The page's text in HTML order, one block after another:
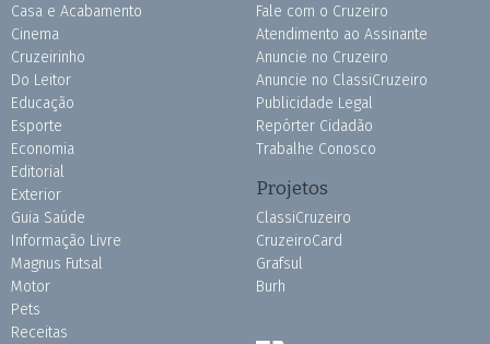
Casa e Acabamento
Cinema
Cruzeirinho
Do Leitor
Educação
Esporte
Economia
Editorial
Exterior
Guia Saúde
Informação Livre
Magnus Futsal
Motor
Pets
Receitas
Fale com o Cruzeiro
Atendimento ao Assinante
Anuncie no Cruzeiro
Anuncie no ClassiCruzeiro
Publicidade Legal
Repórter Cidadão
Trabalhe Conosco
Projetos
ClassiCruzeiro
CruzeiroCard
Grafsul
Burh